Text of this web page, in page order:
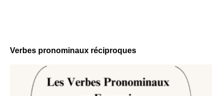
Verbes pronominaux réciproques